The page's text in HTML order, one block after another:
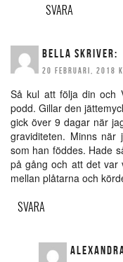
SVARA
BELLA SKRIVER:
20 FEBRUARI, 2018
Så kul att följa din och
podd. Gillar den
gick över 9 dagar när
graviditeten. Minns när
som han föddes. Hade
på gång och att det var
mellan plåtarna och
SVARA